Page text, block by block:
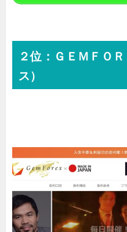
２位：ＧＥＭＦＯ
ス）